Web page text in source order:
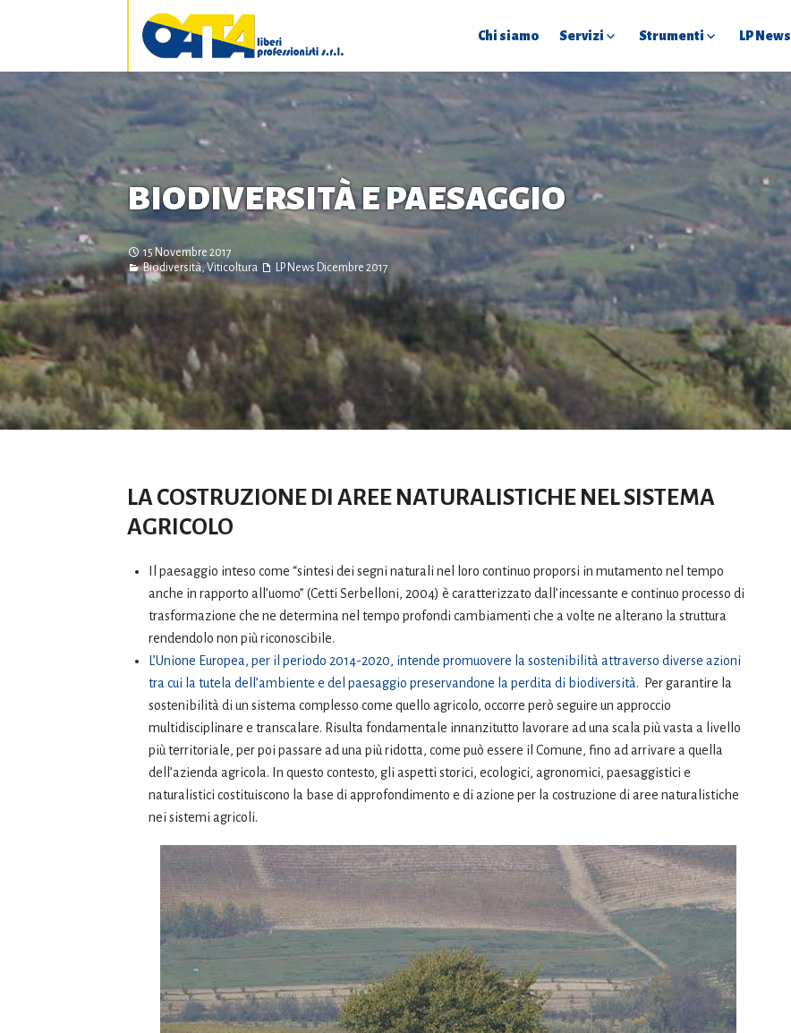
Chi siamo Servizi Strumenti LP News
BIODIVERSITÀ E PAESAGGIO
15 Novembre 2017
Biodiversità,Viticoltura LP News Dicembre 2017
LA COSTRUZIONE DI AREE NATURALISTICHE NEL SISTEMA
AGRICOLO
Il paesaggio inteso come “sintesi dei segni naturali nel loro continuo proporsi in mutamento nel tempo
anche in rapporto all’uomo” (Cetti Serbelloni, 2004) è caratterizzato dall’incessante e continuo processo di
trasformazione che ne determina nel tempo profondi cambiamenti che a volte ne alterano la struttura
rendendolo non più riconoscibile.
L’Unione Europea, per il periodo 2014-2020, intende promuovere la sostenibilità attraverso diverse azioni
tra cui la tutela dell’ambiente e del paesaggio preservandone la perdita di biodiversità. Per garantire la
sostenibilità di un sistema complesso come quello agricolo, occorre però seguire un approccio
multidisciplinare e transcalare. Risulta fondamentale innanzitutto lavorare ad una scala più vasta a livello
più territoriale, per poi passare ad una più ridotta, come può essere il Comune, fino ad arrivare a quella
dell’azienda agricola. In questo contesto, gli aspetti storici, ecologici, agronomici, paesaggistici e
naturalistici costituiscono la base di approfondimento e di azione per la costruzione di aree naturalistiche
nei sistemi agricoli.